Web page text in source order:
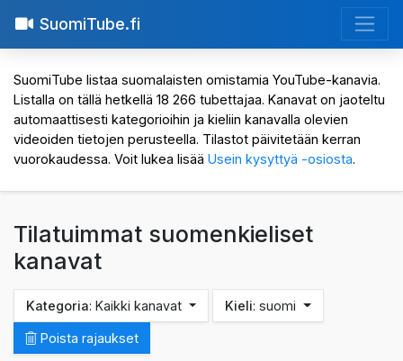
SuomiTube.fi
SuomiTube listaa suomalaisten omistamia YouTube-kanavia.
Listalla on tällä hetkellä 18 266 tubettajaa. Kanavat on jaoteltu
automaattisesti kategorioihin ja kieliin kanavalla olevien
videoiden tietojen perusteella. Tilastot päivitetään kerran
vuorokaudessa. Voit lukea lisää Usein kysyttyä -osiosta.
Tilatuimmat suomenkieliset
kanavat
Kategoria: Kaikki kanavat Kieli: suomi
Poista rajaukset